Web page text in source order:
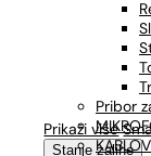
Pribor
Prikaži više
Stanje zalihe